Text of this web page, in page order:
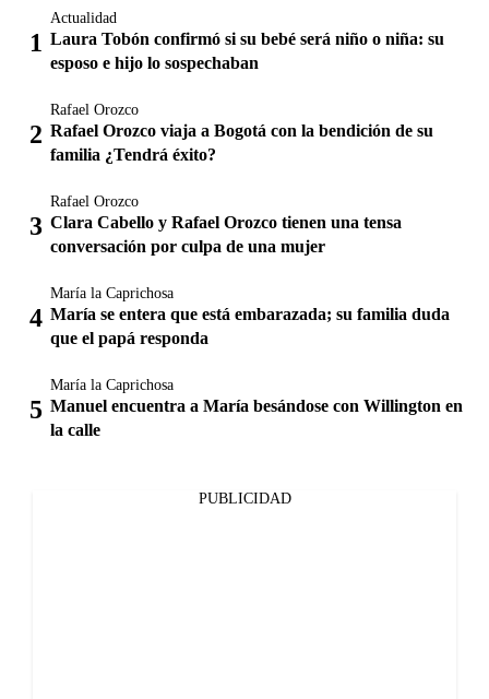
Actualidad
Laura Tobón confirmó si su bebé será niño o niña: su
esposo e hijo lo sospechaban
Rafael Orozco
Rafael Orozco viaja a Bogotá con la bendición de su
familia ¿Tendrá éxito?
Rafael Orozco
Clara Cabello y Rafael Orozco tienen una tensa
conversación por culpa de una mujer
María la Caprichosa
María se entera que está embarazada; su familia duda
que el papá responda
María la Caprichosa
Manuel encuentra a María besándose con Willington en
la calle
PUBLICIDAD